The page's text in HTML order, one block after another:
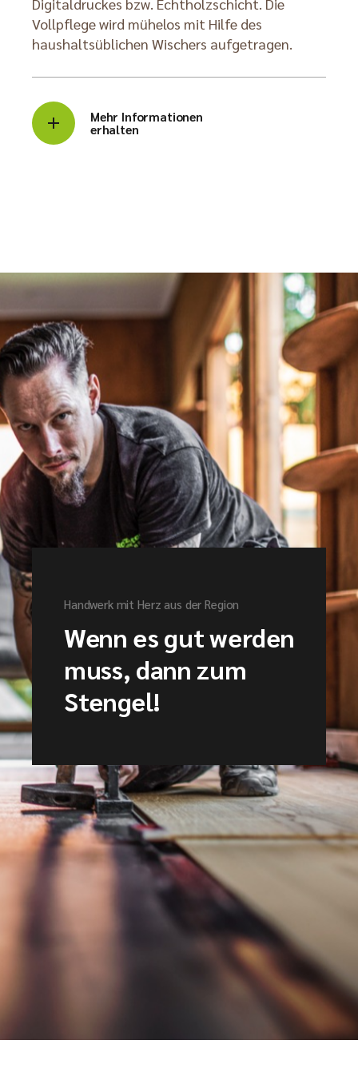
Digitaldruckes bzw. Echtholzschicht. Die
Vollpflege wird mühelos mit Hilfe des
haushaltsüblichen Wischers aufgetragen.
Mehr Informationen
erhalten
Handwerk mit Herz aus der Region
Wenn es gut werden
muss, dann zum
Stengel!